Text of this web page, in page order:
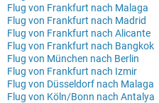
Flug von Frankfurt nach Malaga
Flug von Frankfurt nach Madrid
Flug von Frankfurt nach Alicante
Flug von Frankfurt nach Bangkok
Flug von München nach Berlin
Flug von Frankfurt nach Izmir
Flug von Düsseldorf nach Malaga
Flug von Köln/Bonn nach Antalya